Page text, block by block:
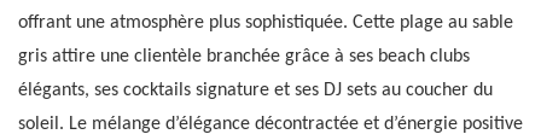
offrant une atmosphère plus sophistiquée. Cette plage au sable
gris attire une clientèle branchée grâce à ses beach clubs
élégants, ses cocktails signature et ses DJ sets au coucher du
soleil. Le mélange d’élégance décontractée et d’énergie positive